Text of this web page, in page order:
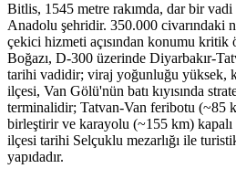
Bitlis, 1545 metre rakımda, dar bir
Anadolu şehridir. 350.000 civarındaki
çekici hizmeti açısından konumu kritik
Boğazı, D-300 üzerinde Diyarbakır-
tarihi vadidir; viraj yoğunluğu yüksek,
ilçesi, Van Gölü'nün batı kıyısında
terminalidir; Tatvan-Van feribotu (~85
birleştirir ve karayolu (~155 km)
ilçesi tarihi Selçuklu mezarlığı ile
yapıdadır.